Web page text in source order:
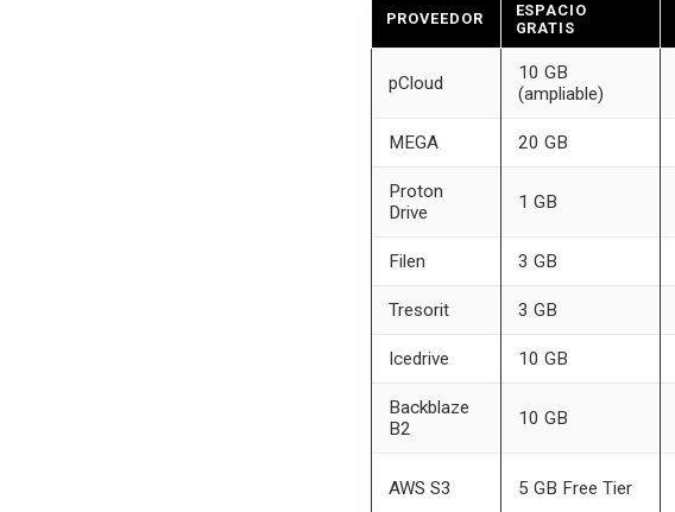
PROVEEDOR
ESPACIO
GRATIS
pCloud
10 GB
(ampliable)
MEGA 20 GB
Proton
Drive
1 GB
Filen 3 GB
Tresorit 3 GB
Icedrive 10 GB
Backblaze
B2
10 GB
AWS S3 5 GB Free Tier